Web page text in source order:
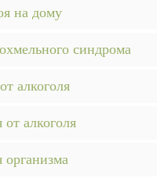
на дому
синдрома
алкоголя
алкоголя
организма